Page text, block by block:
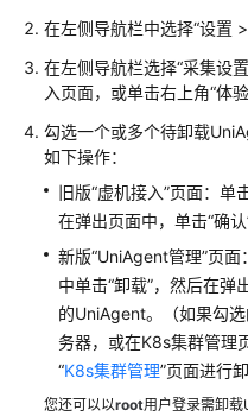
管
理
主
的
UniAgent
管
机
的
ICAgent
插
件
在左侧导航栏中选择“设置
在左侧导航栏选择“采集设
入页面，或单击右上角“体
勾选一个或多个待卸载
如下操作：
旧版“虚机接入”页面：单
在弹出页面中，单击“确
新版“UniAgent管理”页面
中单击“卸载”，然后在弹
的UniAgent。（如果勾
务器，或在K8s集群管理
“K8s集群管理”页面进行卸
您还可以以root用户登录需卸